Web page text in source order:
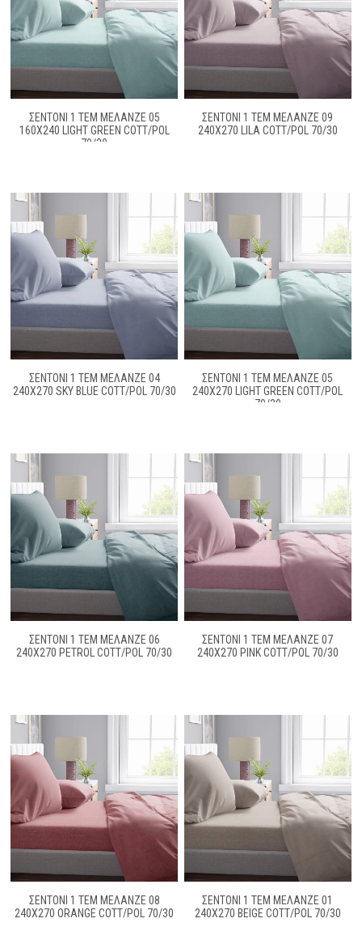
ΣΕΝΤΟΝΙ 1 ΤΕΜ ΜΕΛΑΝΖΈ 05
160Χ240 LIGHT GREEN COTT/POL
70/30
ΣΕΝΤΟΝΙ 1 ΤΕΜ ΜΕΛΑΝΖΈ 09
240Χ270 LILA COTT/POL 70/30
ΣΕΝΤΟΝΙ 1 ΤΕΜ ΜΕΛΑΝΖΈ 04
240Χ270 SKY BLUE COTT/POL 70/30
ΣΕΝΤΟΝΙ 1 ΤΕΜ ΜΕΛΑΝΖΈ 05
240Χ270 LIGHT GREEN COTT/POL
70/30
ΣΕΝΤΟΝΙ 1 ΤΕΜ ΜΕΛΑΝΖΈ 06
240X270 PETROL COTT/POL 70/30
ΣΕΝΤΟΝΙ 1 ΤΕΜ ΜΕΛΑΝΖΈ 07
240Χ270 PINK COTT/POL 70/30
ΣΕΝΤΟΝΙ 1 ΤΕΜ ΜΕΛΑΝΖΈ 08
240Χ270 ORANGE COTT/POL 70/30
ΣΕΝΤΟΝΙ 1 ΤΕΜ ΜΕΛΑΝΖΈ 01
240X270 BEIGE COTT/POL 70/30